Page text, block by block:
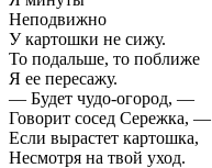
Неподвижно
У картошки не сижу.
То подальше, то поближе
Я ее пересажу.
— Будет чудо-огород, —
Говорит сосед Сережка, —
Если вырастет картошка,
Несмотря на твой уход.